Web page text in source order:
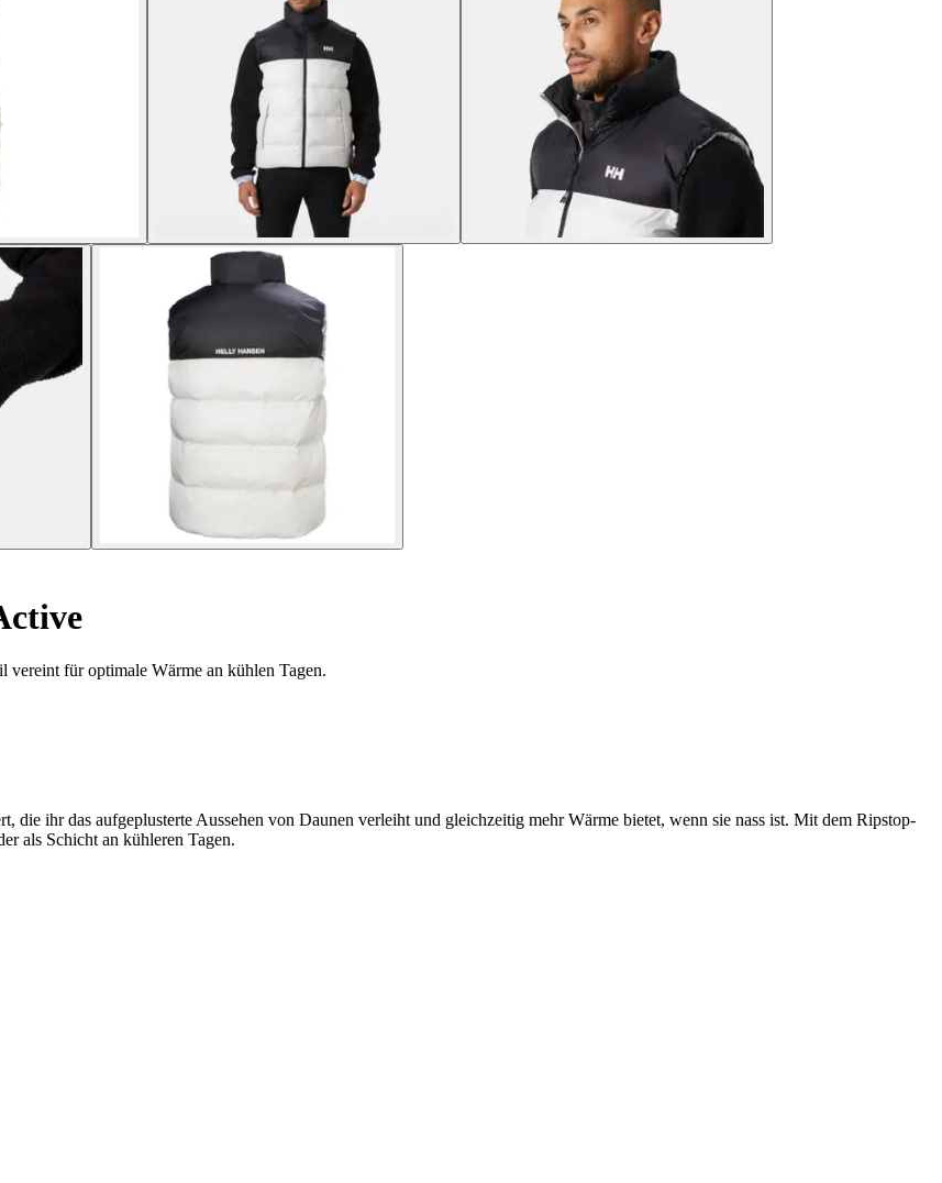
für optimale Wärme an kühlen Tagen.
die ihr das aufgeplusterte Aussehen von Daunen verleiht und gleichzeitig mehr Wärme bietet, wenn sie nass ist. Mit dem Ripstop-
als Schicht an kühleren Tagen.